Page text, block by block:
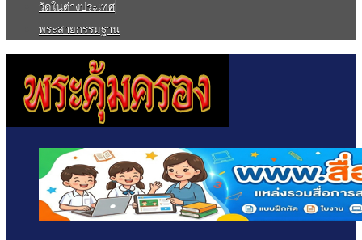
วัดในต่างประเทศ
พระสายกรรมฐาน